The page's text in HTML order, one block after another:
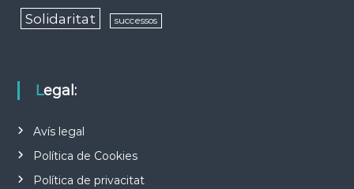
Solidaritat successos
Legal:
Avís legal
Política de Cookies
Política de privacitat